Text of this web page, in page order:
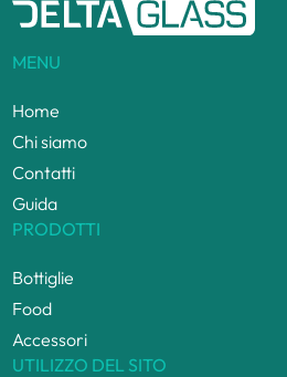
MENU
Home
Chi siamo
Contatti
Guida
PRODOTTI
Bottiglie
Food
Accessori
UTILIZZO DEL SITO